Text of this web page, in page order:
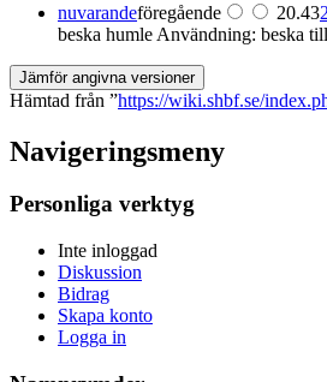
nuvarandeföregående 20.43
beska humle Användning: beska
Hämtad från ”https://wiki.shbf.se/
Navigeringsmeny
Personliga verktyg
Inte inloggad
Diskussion
Bidrag
Skapa konto
Logga in